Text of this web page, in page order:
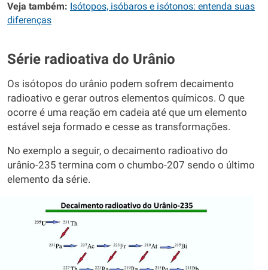
Veja também: Isótopos, isóbaros e isótonos: entenda suas
diferenças
Série radioativa do Urânio
Os isótopos do urânio podem sofrem decaimento
radioativo e gerar outros elementos químicos. O que
ocorre é uma reação em cadeia até que um elemento
estável seja formado e cesse as transformações.
No exemplo a seguir, o decaimento radioativo do
urânio-235 termina com o chumbo-207 sendo o último
elemento da série.